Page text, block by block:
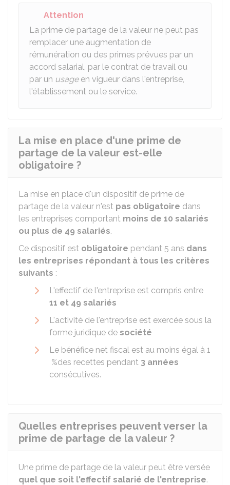
Attention
La prime de partage de la valeur ne peut pas
remplacer une augmentation de
rémunération ou des primes prévues par un
accord salarial, par le contrat de travail ou
par un usageen vigueur dans l'entreprise,
l'établissement ou le service.
La mise en place d'une prime de
partage de la valeur est-elle
obligatoire ?
La mise en place d'un dispositif de prime de
partage de la valeur n'est pas obligatoire dans
les entreprises comportant moins de 10 salariés
ou plus de 49 salariés.
Ce dispositif est obligatoire pendant 5 ans dans
les entreprises répondant à tous les critères
suivants :
L'effectif de l'entreprise est compris entre
11 et 49 salariés
L'activité de l'entreprise est exercée sous la
forme juridique de société
Le bénéfice net fiscal est au moins égal à 1
%des recettes pendant 3 années
consécutives.
Quelles entreprises peuvent verser la
prime de partage de la valeur ?
Une prime de partage de la valeur peut être versée
quel que soit l'effectif salarié de l'entreprise.